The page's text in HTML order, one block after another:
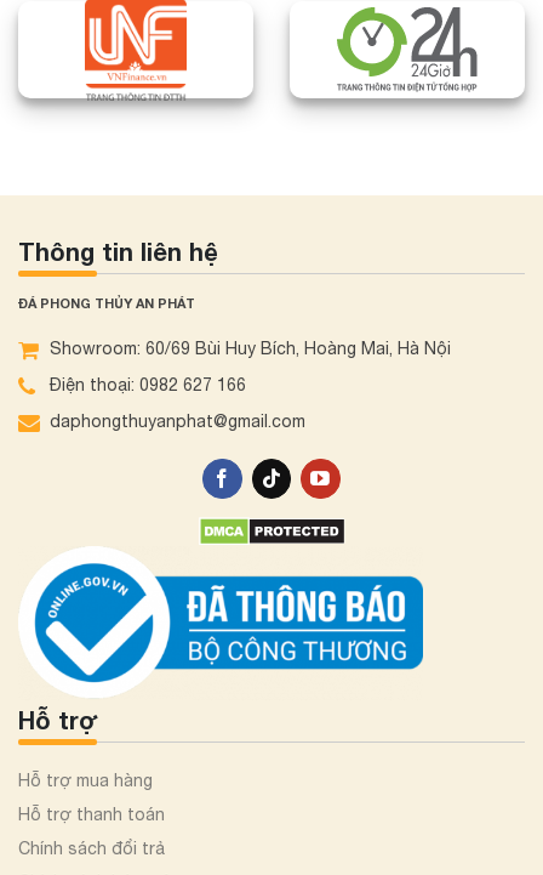
Thông tin liên hệ
ĐÁ PHONG THỦY AN PHÁT
Showroom: 60/69 Bùi Huy Bích, Hoàng Mai, Hà Nội
Điện thoại: 0982 627 166
daphongthuyanphat@gmail.com
Hỗ trợ
Hỗ trợ mua hàng
Hỗ trợ thanh toán
Chính sách đổi trả